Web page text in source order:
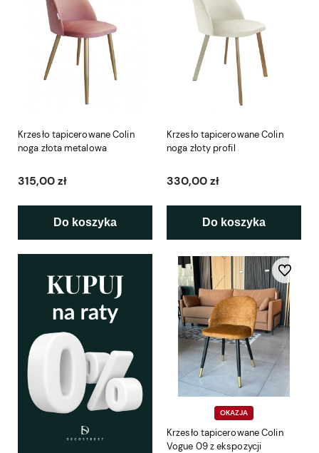
Krzesło tapicerowane Colin
noga złota metalowa
315,00 zł
Do koszyka
Krzesło tapicerowane Colin
noga złoty profil
330,00 zł
Do koszyka
OKAZJA
Krzesło tapicerowane Colin
Vogue 09 z ekspozycji
Do